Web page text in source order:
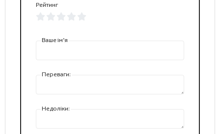
Рейтинг
Ваше ім’я
Переваги:
Недоліки: